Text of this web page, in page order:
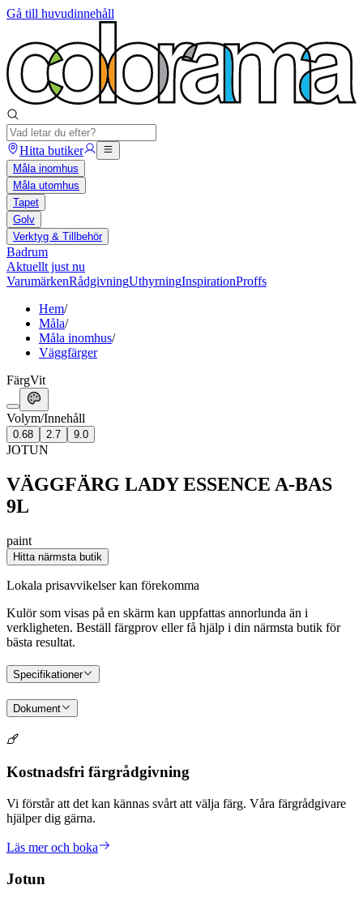
Gå till huvudinnehåll
Hitta butiker
Måla inomhus
Måla utomhus
Tapet
Golv
Verktyg & Tillbehör
Badrum
Aktuellt just nu
VarumärkenRådgivningUthyrningInspirationProffs
Hem/
Måla/
Måla inomhus/
Väggfärger
FärgVit
Volym/Innehåll
0.68 2.7 9.0
JOTUN
VÄGGFÄRG LADY ESSENCE A-BAS
9L
paint
Hitta närmsta butik
Lokala prisavvikelser kan förekomma
Kulör som visas på en skärm kan uppfattas annorlunda än i
verkligheten. Beställ färgprov eller få hjälp i din närmsta butik för
bästa resultat.
Specifikationer
Dokument
Kostnadsfri färgrådgivning
Vi förstår att det kan kännas svårt att välja färg. Våra färgrådgivare
hjälper dig gärna.
Läs mer och boka
Jotun